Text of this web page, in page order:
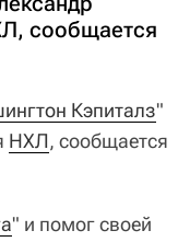
сообщается
Кэпиталз"
НХЛ, сообщается
" и помог своей